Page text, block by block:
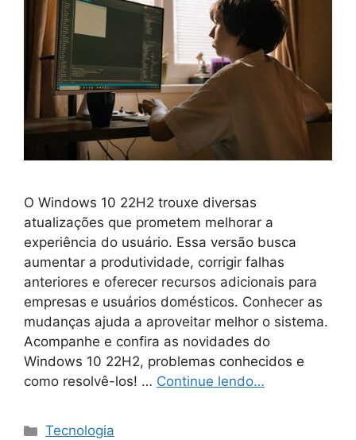
O Windows 10 22H2 trouxe diversas
atualizações que prometem melhorar a
experiência do usuário. Essa versão busca
aumentar a produtividade, corrigir falhas
anteriores e oferecer recursos adicionais para
empresas e usuários domésticos. Conhecer as
mudanças ajuda a aproveitar melhor o sistema.
Acompanhe e confira as novidades do
Windows 10 22H2, problemas conhecidos e
como resolvê-los! … Continue lendo…
Categorias
Tecnologia